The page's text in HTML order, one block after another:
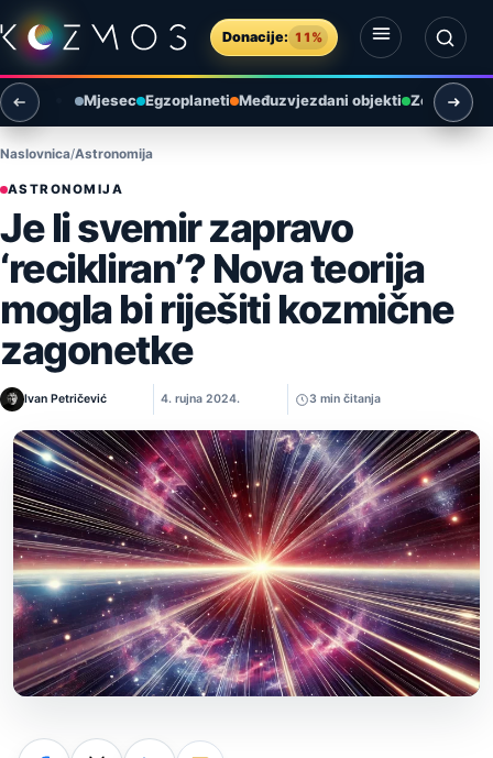
Preskoči na sadržaj
Donacije: 11%
Otvori izbornik
Otvori pretragu
Mjesec Egzoplaneti Međuzvjezdani objekti Zemlja i
Naslovnica Astronomija
ASTRONOMIJA
Je li svemir zapravo
‘recikliran’? Nova teorija
mogla bi riješiti kozmične
zagonetke
Ivan Petričević 4. rujna 2024. 3 min čitanja